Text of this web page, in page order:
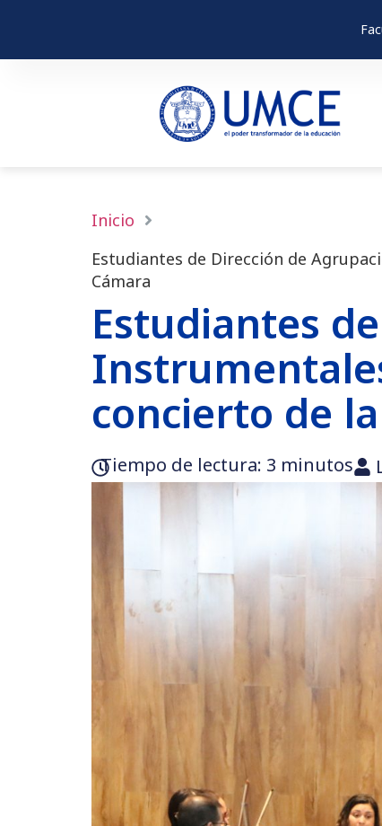
Inicio
Estudiantes de Dirección de
Cámara
Estudiantes
concierto de
Tiempo de lectura:‎ 3 minutos